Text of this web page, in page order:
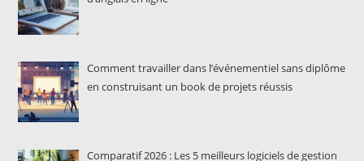
Comment travailler dans l’événementiel sans diplôme
en construisant un book de projets réussis
Comparatif 2026 : Les 5 meilleurs logiciels de gestion